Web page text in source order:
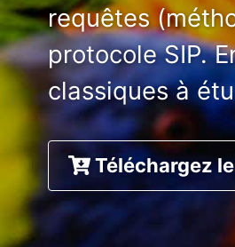
requêtes
protocole SIP.
classiques à
Téléchargez